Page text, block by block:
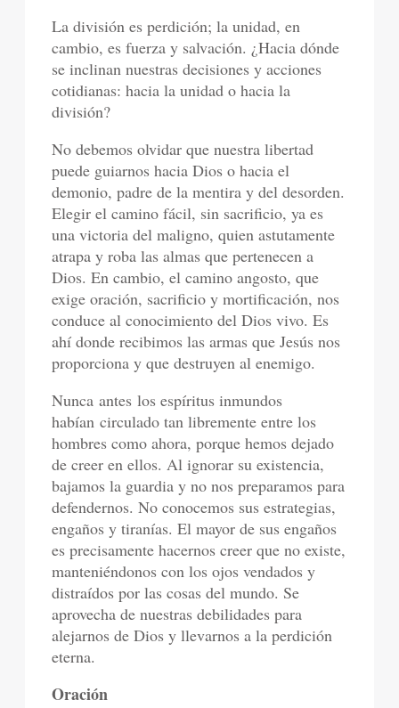
La división es perdición; la unidad, en
cambio, es fuerza y salvación. ¿Hacia dónde
se inclinan nuestras decisiones y acciones
cotidianas: hacia la unidad o hacia la
división?
No debemos olvidar que nuestra libertad
puede guiarnos hacia Dios o hacia el
demonio, padre de la mentira y del desorden.
Elegir el camino fácil, sin sacrificio, ya es
una victoria del maligno, quien astutamente
atrapa y roba las almas que pertenecen a
Dios. En cambio, el camino angosto, que
exige oración, sacrificio y mortificación, nos
conduce al conocimiento del Dios vivo. Es
ahí donde recibimos las armas que Jesús nos
proporciona y que destruyen al enemigo.
Nunca antes los espíritus inmundos
habían circulado tan libremente entre los
hombres como ahora, porque hemos dejado
de creer en ellos. Al ignorar su existencia,
bajamos la guardia y no nos preparamos para
defendernos. No conocemos sus estrategias,
engaños y tiranías. El mayor de sus engaños
es precisamente hacernos creer que no existe,
manteniéndonos con los ojos vendados y
distraídos por las cosas del mundo. Se
aprovecha de nuestras debilidades para
alejarnos de Dios y llevarnos a la perdición
eterna.
Oración